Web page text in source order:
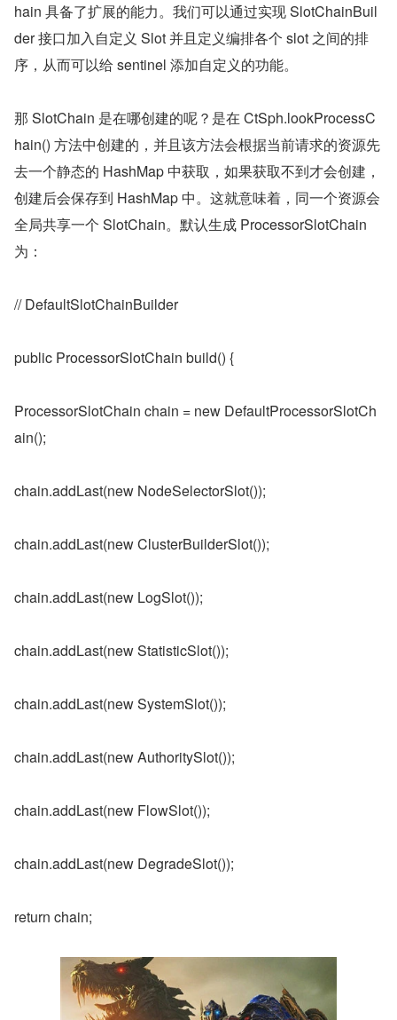
hain 具备了扩展的能力。我们可以通过实现 SlotChainBuil
der 接口加入自定义 Slot 并且定义编排各个 slot 之间的排
序，从而可以给 sentinel 添加自定义的功能。
那 SlotChain 是在哪创建的呢？是在 CtSph.lookProcessC
hain() 方法中创建的，并且该方法会根据当前请求的资源先
去一个静态的 HashMap 中获取，如果获取不到才会创建，
创建后会保存到 HashMap 中。这就意味着，同一个资源会
全局共享一个 SlotChain。默认生成 ProcessorSlotChain
为：
// DefaultSlotChainBuilder
public ProcessorSlotChain build() {
ProcessorSlotChain chain = new DefaultProcessorSlotCh
ain();
chain.addLast(new NodeSelectorSlot());
chain.addLast(new ClusterBuilderSlot());
chain.addLast(new LogSlot());
chain.addLast(new StatisticSlot());
chain.addLast(new SystemSlot());
chain.addLast(new AuthoritySlot());
chain.addLast(new FlowSlot());
chain.addLast(new DegradeSlot());
return chain;